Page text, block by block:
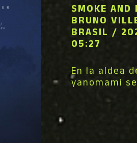
SMOKE AND
BRUNO
BRASIL /
05:27
En la aldea
yanomami